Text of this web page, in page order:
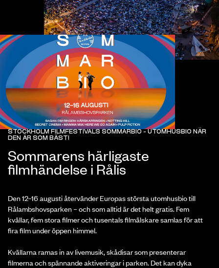
STOCKHOLM FILMFESTIVALS SOMMARBIO - UTOMHUSBIO NÄR
DEN ÄR SOM BÄST!
Sommarens härligaste
filmhändelse i Rålis
Den 12–16 augusti återvänder Europas största utomhusbio till
Rålambshovsparken – och som alltid är det helt gratis. Fem
kvällar, fem stora filmer och tusentals filmälskare samlas för att
fira film under öppen himmel.
Kvällarna ramas in av livemusik, skådisar som presenterar
filmerna och spännande aktiveringar i parken. Det kan dyka